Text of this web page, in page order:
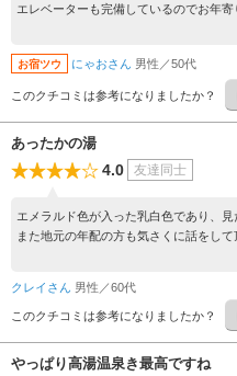
エレベーターも完備しているのでお年
お宿ツウ にゃおさん 男性／50代
このクチコミは参考になりましたか？
あったかの湯
4.0 友達同士
エメラルド色が入った乳白色であり、見
また地元の年配の方も気さくに話をして
クレイさん 男性／60代
このクチコミは参考になりましたか？
やっぱり高湯温泉き最高ですね